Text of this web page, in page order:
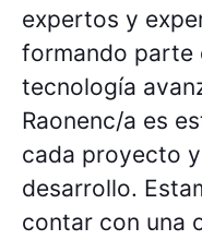
expertos y
formando parte
tecnología
Raonenc/a es
cada proyecto
desarrollo.
contar con una